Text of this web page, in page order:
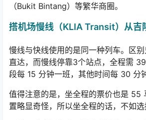
（Bukit Bintang）等繁华商圈。
搭机场慢线（KLIA Transit）从吉
慢线与快线使用的是同一种列车。区
直达，而慢线停靠3个站点，全程需
段每 15 分钟一班，其他时间每 30 分
值得注意的是，坐全程的票价也是 55
置略显奇怪，所以坐全程的话，不如选